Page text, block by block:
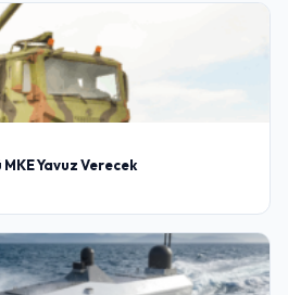
MKE Yavuz Verecek